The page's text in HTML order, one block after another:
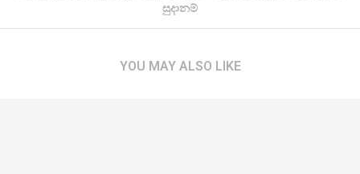
සුදානම්
YOU MAY ALSO LIKE